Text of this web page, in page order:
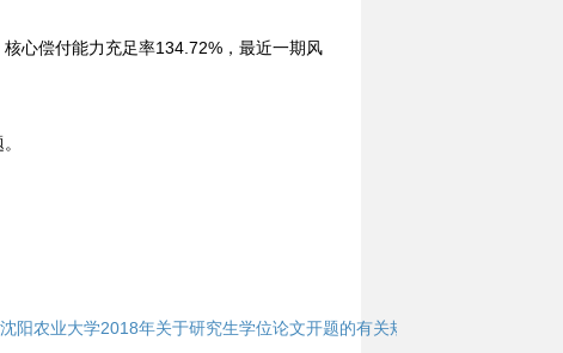
心偿付能力充足率134.72%，最近一期风
沈阳农业大学2018年关于研究生学位论文开题的有关规定